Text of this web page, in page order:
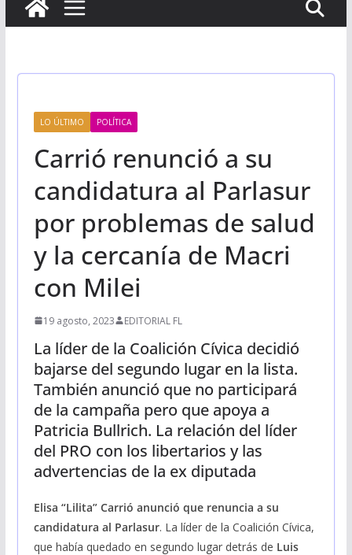
LO ÚLTIMO POLÍTICA
Carrió renunció a su
candidatura al Parlasur
por problemas de salud
y la cercanía de Macri
con Milei
19 agosto, 2023 EDITORIAL FL
La líder de la Coalición Cívica decidió
bajarse del segundo lugar en la lista.
También anunció que no participará
de la campaña pero que apoya a
Patricia Bullrich. La relación del líder
del PRO con los libertarios y las
advertencias de la ex diputada
Elisa “Lilita” Carrió anunció que renuncia a su
candidatura al Parlasur. La líder de la Coalición Cívica,
que había quedado en segundo lugar detrás de Luis